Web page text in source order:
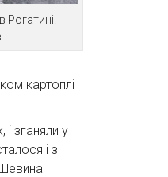
Рогатині.
картоплі
зганяли у
і з
Шевина